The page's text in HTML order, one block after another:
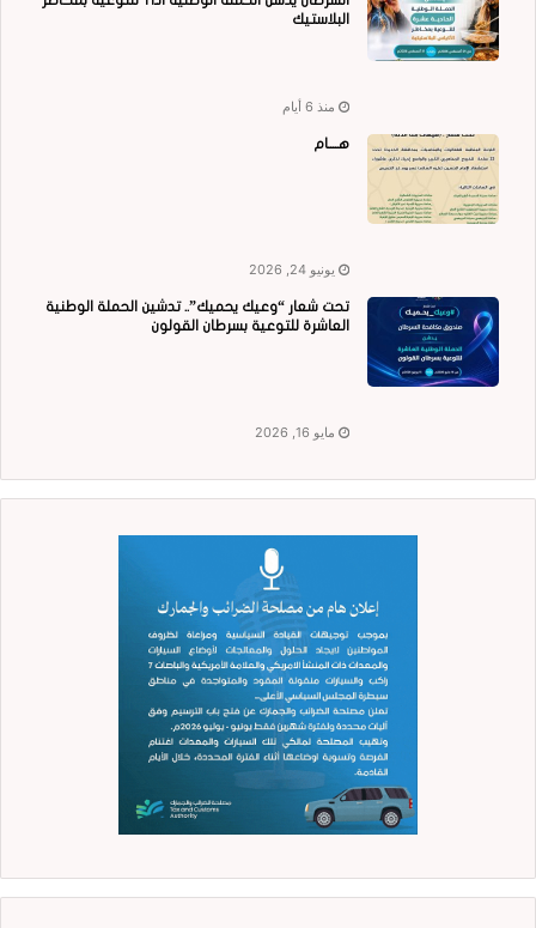
البلاستيك
منذ 6 أيام
هــــام
يونيو 24, 2026
تحت شعار “وعيك يحميك”.. تدشين الحملة الوطنية
العاشرة للتوعية بسرطان القولون
مايو 16, 2026